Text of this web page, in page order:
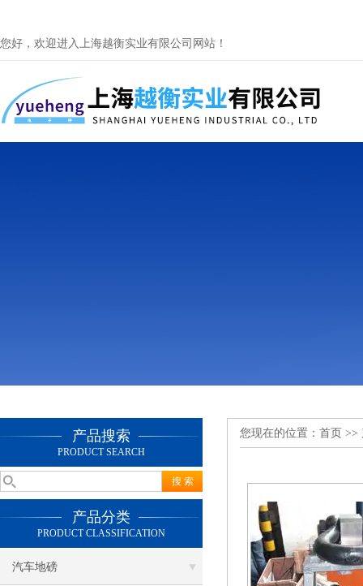
您好，欢迎进入上海越衡实业有限公司网站！
产品搜索
PRODUCT SEARCH
产品分类
PRODUCT CLASSIFICATION
汽车地磅
您现在的位置： 首页 >>